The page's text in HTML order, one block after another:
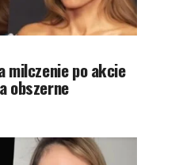
milczenie po akcie
obszerne